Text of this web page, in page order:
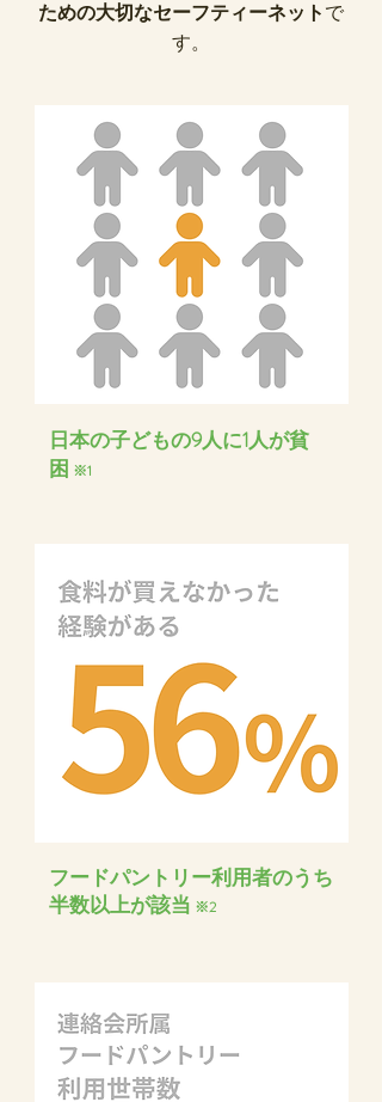
ための大切なセーフティーネットで
す。
​日本の子どもの9人に1人が貧
困 ※1
​フードパントリー利用者のうち
半数以上が該当 ※2